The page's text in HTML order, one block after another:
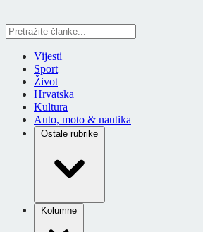
Vijesti
Sport
Život
Hrvatska
Kultura
Auto, moto & nautika
Ostale rubrike
Kolumne